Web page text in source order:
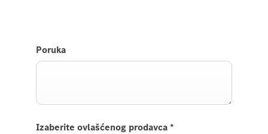
Poruka
Izaberite ovlašćenog prodavca *